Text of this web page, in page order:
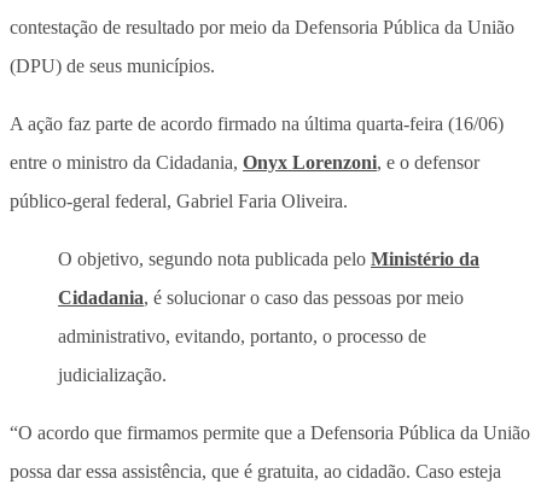
contestação de resultado por meio da Defensoria Pública da União
(DPU) de seus municípios.
A ação faz parte de acordo firmado na última quarta-feira (16/06)
entre o ministro da Cidadania, Onyx Lorenzoni, e o defensor
público-geral federal, Gabriel Faria Oliveira.
O objetivo, segundo nota publicada pelo Ministério da
Cidadania, é solucionar o caso das pessoas por meio
administrativo, evitando, portanto, o processo de
judicialização.
“O acordo que firmamos permite que a Defensoria Pública da União
possa dar essa assistência, que é gratuita, ao cidadão. Caso esteja